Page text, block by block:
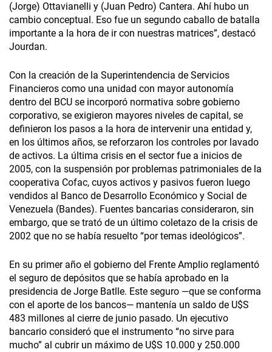
(Jorge) Ottavianelli y (Juan Pedro) Cantera. Ahí hubo un
cambio conceptual. Eso fue un segundo caballo de batalla
importante a la hora de ir con nuestras matrices”, destacó
Jourdan.
Con la creación de la Superintendencia de Servicios
Financieros como una unidad con mayor autonomía
dentro del BCU se incorporó normativa sobre gobierno
corporativo, se exigieron mayores niveles de capital, se
definieron los pasos a la hora de intervenir una entidad y,
en los últimos años, se reforzaron los controles por lavado
de activos. La última crisis en el sector fue a inicios de
2005, con la suspensión por problemas patrimoniales de la
cooperativa Cofac, cuyos activos y pasivos fueron luego
vendidos al Banco de Desarrollo Económico y Social de
Venezuela (Bandes). Fuentes bancarias consideraron, sin
embargo, que se trató de un último coletazo de la crisis de
2002 que no se había resuelto “por temas ideológicos”.
En su primer año el gobierno del Frente Amplio reglamentó
el seguro de depósitos que se había aprobado en la
presidencia de Jorge Batlle. Este seguro —que se conforma
con el aporte de los bancos­— mantenía un saldo de U$S
483 millones al cierre de junio pasado. Un ejecutivo
bancario consideró que el instrumento “no sirve para
mucho” al cubrir un máximo de U$S 10.000 y 250.000